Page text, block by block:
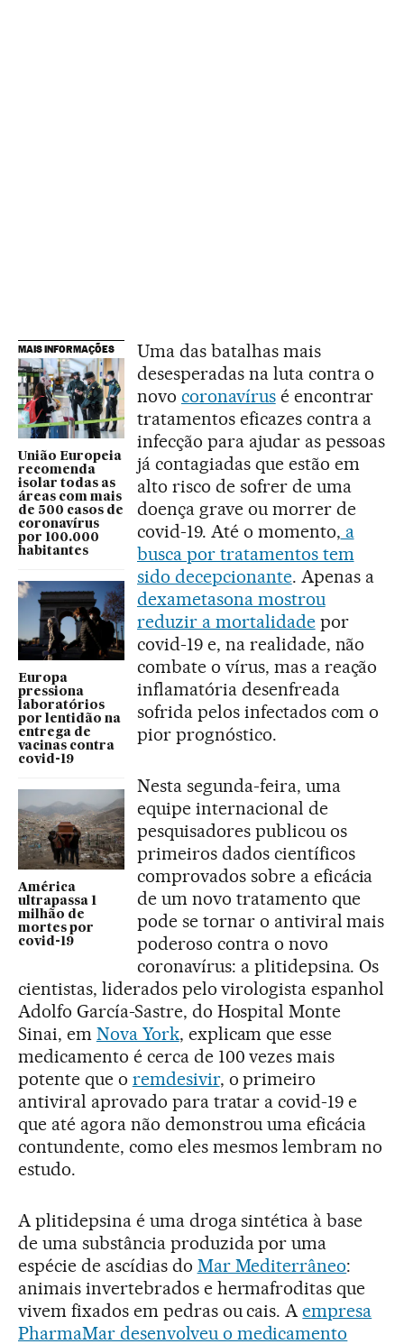
MAIS INFORMAÇÕES
União Europeia
recomenda
isolar todas as
áreas com mais
de 500 casos de
coronavírus
por 100.000
habitantes
Europa
pressiona
laboratórios
por lentidão na
entrega de
vacinas contra
covid-19
América
ultrapassa 1
milhão de
mortes por
covid-19
Uma das batalhas mais
desesperadas na luta contra o
novo coronavírusé encontrar
tratamentos eficazes contra a
infecção para ajudar as pessoas
já contagiadas que estão em
alto risco de sofrer de uma
doença grave ou morrer de
covid-19. Até o momento, a
busca por tratamentos tem
sido decepcionante. Apenas a
dexametasona mostrou
reduzir a mortalidadepor
covid-19 e, na realidade, não
combate o vírus, mas a reação
inflamatória desenfreada
sofrida pelos infectados com o
pior prognóstico.
Nesta segunda-feira, uma
equipe internacional de
pesquisadores publicou os
primeiros dados científicos
comprovados sobre a eficácia
de um novo tratamento que
pode se tornar o antiviral mais
poderoso contra o novo
coronavírus: a plitidepsina. Os
cientistas, liderados pelo virologista espanhol
Adolfo García-Sastre, do Hospital Monte
Sinai, em Nova York, explicam que esse
medicamento é cerca de 100 vezes mais
potente que o remdesivir, o primeiro
antiviral aprovado para tratar a covid-19 e
que até agora não demonstrou uma eficácia
contundente, como eles mesmos lembram no
estudo.
A plitidepsina é uma droga sintética à base
de uma substância produzida por uma
espécie de ascídias do Mar Mediterrâneo:
animais invertebrados e hermafroditas que
vivem fixados em pedras ou cais. Aempresa
PharmaMar desenvolveu o medicamento